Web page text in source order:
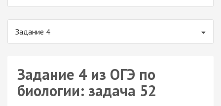
Задание 4
Задание 4 из ОГЭ по
биологии: задача 52